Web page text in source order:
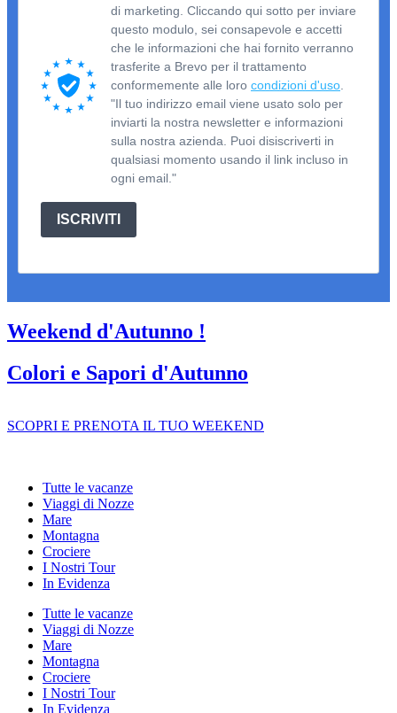
di marketing. Cliccando qui sotto per inviare
questo modulo, sei consapevole e accetti
che le informazioni che hai fornito verranno
trasferite a Brevo per il trattamento
conformemente alle loro condizioni d'uso
"Il tuo indirizzo email viene usato solo per
inviarti la nostra newsletter e informazioni
sulla nostra azienda. Puoi disiscriverti in
qualsiasi momento usando il link incluso in
ogni email."
ISCRIVITI
Weekend d'Autunno !
Colori e Sapori d'Autunno
SCOPRI E PRENOTA IL TUO WEEKEND
Tutte le vacanze
Viaggi di Nozze
Mare
Montagna
Crociere
I Nostri Tour
In Evidenza
Tutte le vacanze
Viaggi di Nozze
Mare
Montagna
Crociere
I Nostri Tour
In Evidenza